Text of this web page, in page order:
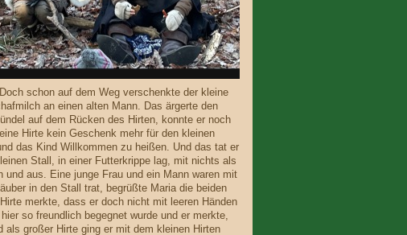
schon auf dem Weg verschenkte der kleine
an einen alten Mann. Das ärgerte den
auf dem Rücken des Hirten, konnte er noch
Hirte kein Geschenk mehr für den kleinen
das Kind Willkommen zu heißen. Und das tat er
Stall, in einer Futterkrippe lag, mit nichts als
aus. Eine junge Frau und ein Mann waren mit
in den Stall trat, begrüßte Maria die beiden
merkte, dass er doch nicht mit leeren Händen
so freundlich begegnet wurde und er merkte,
als großer Hirte ging er mit dem kleinen Hirten